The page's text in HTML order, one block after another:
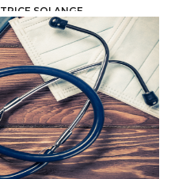
SOLANGE
/SPECIALISTS